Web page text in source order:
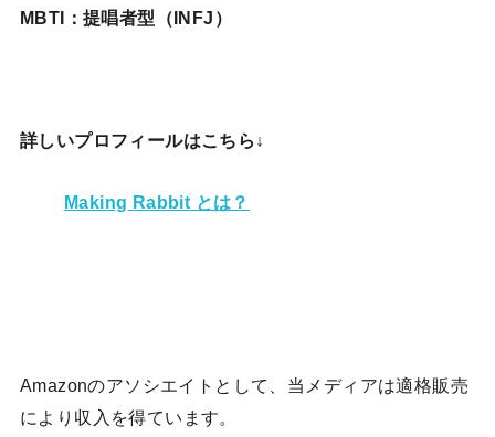
MBTI：提唱者型（INFJ）
詳しいプロフィールはこちら↓
Making Rabbit とは？
Amazonのアソシエイトとして、当メディアは適格販売
により収入を得ています。